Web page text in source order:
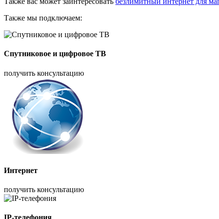
Также мы подключаем:
Спутниковое и цифровое ТВ
получить консультацию
Интернет
получить консультацию